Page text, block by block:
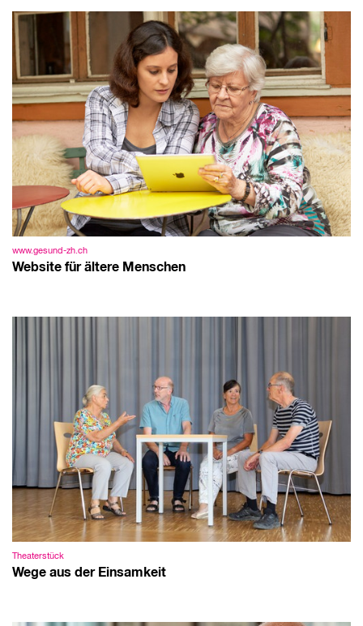
www.gesund-zh.ch
Website für ältere Menschen
Theaterstück
Wege aus der Einsamkeit